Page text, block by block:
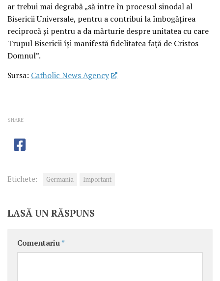
ar trebui mai degrabă „să intre în procesul sinodal al
Bisericii Universale, pentru a contribui la îmbogățirea
reciprocă și pentru a da mărturie despre unitatea cu care
Trupul Bisericii își manifestă fidelitatea față de Cristos
Domnul”.
Sursa: Catholic News Agency
SHARE
Etichete: Germania Important
LASĂ UN RĂSPUNS
Comentariu *